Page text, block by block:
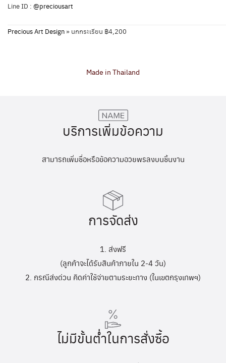
Line ID : @preciousart
Precious Art Design» นกกระเรียน ฿4,200
Made in Thailand
บริการเพิ่มข้อความ
สามารถเพิ่มชื่อหรือข้อความอวยพรลงบนชิ้นงาน
การจัดส่ง
1. ส่งฟรี
(ลูกค้าจะได้รับสินค้าภายใน 2-4 วัน)
2. กรณีส่งด่วน คิดค่าใช้จ่ายตามระยะทาง (ในเขตกรุงเทพฯ)
ไม่มีขั้นต่ำในการสั่งซื้อ